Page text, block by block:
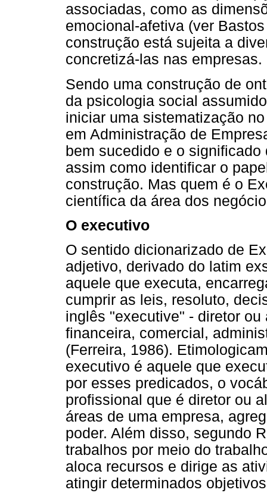
associadas, como as
emocional-afetiva (ver
construção está sujeita a
concretizá-las nas empresas.
Sendo uma construção de
da psicologia social
iniciar uma sistematização
em Administração de
bem sucedido e o
assim como identificar o
construção. Mas quem é o
científica da área dos
O executivo
O sentido dicionarizado de
adjetivo, derivado do latim
aquele que executa,
cumprir as leis, resoluto,
inglês "executive" - diretor
financeira, comercial,
(Ferreira, 1986).
executivo é aquele que
por esses predicados, o
profissional que é diretor ou
áreas de uma empresa,
poder. Além disso, segundo
trabalhos por meio do
aloca recursos e dirige as
atingir determinados